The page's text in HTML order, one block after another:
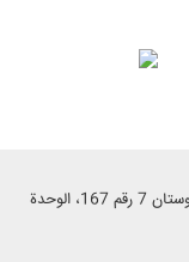
طهران، شارع باسداران، بوستان 7 رقم 167، الوحدة